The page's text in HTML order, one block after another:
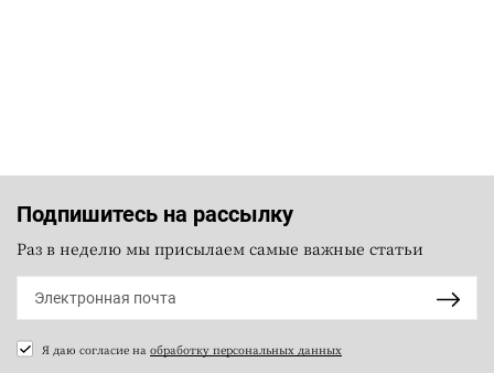
Подпишитесь на рассылку
Раз в неделю мы присылаем самые важные статьи
Я даю согласие на обработку персональных данных